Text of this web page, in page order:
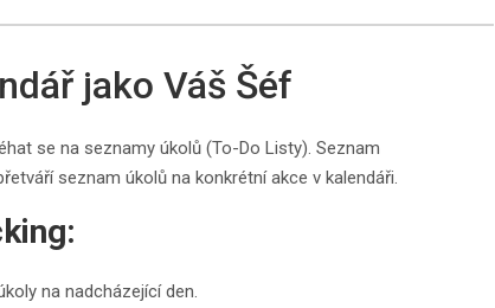
jako Váš Šéf
se na seznamy úkolů (To-Do Listy). Seznam
seznam úkolů na konkrétní akce v kalendáři.
na nadcházející den.